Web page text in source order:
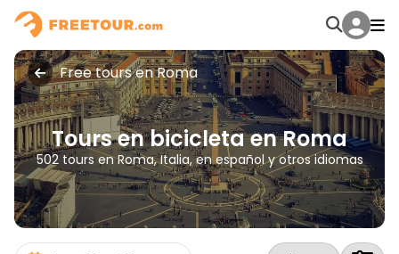
Free tours en Roma
Tours en bicicleta en Roma
502 tours en Roma, Italia, en español y otros idiomas